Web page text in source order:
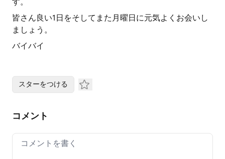
皆さん良い1日をそしてまた月曜日に元気よくお会いし
ましょう。
バイバイ
スターをつける
コメント
Your comment